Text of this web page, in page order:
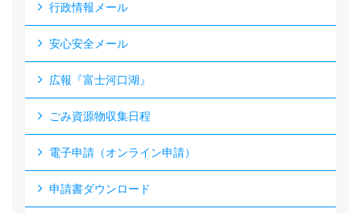
行政情報メール
安心安全メール
広報『富士河口湖』
ごみ資源物収集日程
電子申請（オンライン申請）
申請書ダウンロード